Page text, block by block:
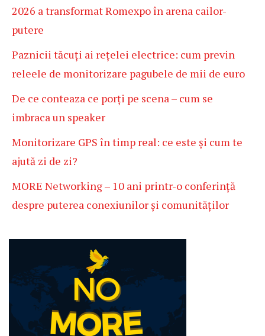
2026 a transformat Romexpo în arena cailor-
putere
Paznicii tăcuți ai rețelei electrice: cum previn
releele de monitorizare pagubele de mii de euro
De ce conteaza ce porți pe scena – cum se
imbraca un speaker
Monitorizare GPS în timp real: ce este și cum te
ajută zi de zi?
MORE Networking – 10 ani printr-o conferință
despre puterea conexiunilor și comunităților